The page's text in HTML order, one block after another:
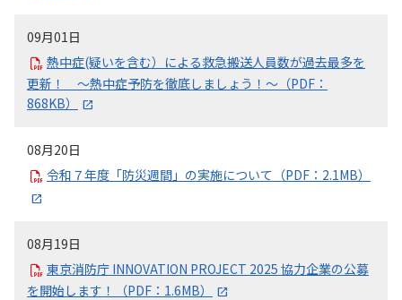
09月01日
熱中症(疑いを含む）による救急搬送人員数が過去最多を
更新！ ～熱中症予防を徹底しましょう！～（PDF：
868KB）
08月20日
令和７年度「防災週間」の実施について（PDF：2.1MB）
08月19日
東京消防庁 INNOVATION PROJECT 2025 協力企業の公募
を開始します！（PDF：1.6MB）